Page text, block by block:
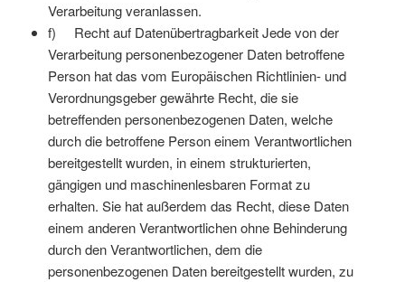
Verarbeitung veranlassen.
f) Recht auf Datenübertragbarkeit Jede von der
Verarbeitung personenbezogener Daten betroffene
Person hat das vom Europäischen Richtlinien- und
Verordnungsgeber gewährte Recht, die sie
betreffenden personenbezogenen Daten, welche
durch die betroffene Person einem Verantwortlichen
bereitgestellt wurden, in einem strukturierten,
gängigen und maschinenlesbaren Format zu
erhalten. Sie hat außerdem das Recht, diese Daten
einem anderen Verantwortlichen ohne Behinderung
durch den Verantwortlichen, dem die
personenbezogenen Daten bereitgestellt wurden, zu